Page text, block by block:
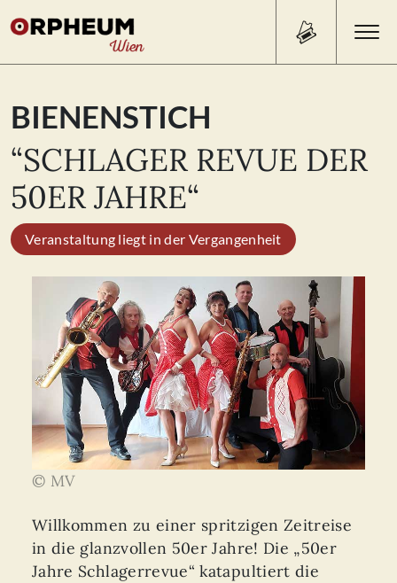
Search
for:
PROGRAMM/TICKETS
BEISL
ÜBER UNS
KONTAKT
BIENENSTICH
“SCHLAGER REVUE DER
50ER JAHRE“
Veranstaltung liegt in der Vergangenheit
© MV
Willkommen zu einer spritzigen Zeitreise
in die glanzvollen 50er Jahre! Die „50er
Jahre Schlagerrevue“ katapultiert die